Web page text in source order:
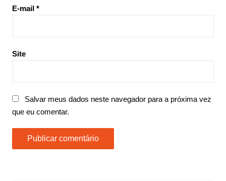
E-mail *
Site
Salvar meus dados neste navegador para a próxima vez
que eu comentar.